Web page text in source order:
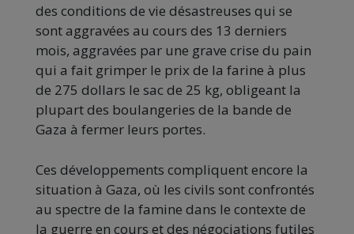
des conditions de vie désastreuses qui se
sont aggravées au cours des 13 derniers
mois, aggravées par une grave crise du pain
qui a fait grimper le prix de la farine à plus
de 275 dollars le sac de 25 kg, obligeant la
plupart des boulangeries de la bande de
Gaza à fermer leurs portes.
Ces développements compliquent encore la
situation à Gaza, où les civils sont confrontés
au spectre de la famine dans le contexte de
la guerre en cours et des négociations futiles